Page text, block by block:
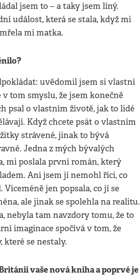
jsem to – a taky jsem líný.
událost, která se stala, když mi
mi matka.
uvědomil jsem si vlastní
tom smyslu, že jsem konečně
psal o vlastním životě, jak to lidé
Když chcete psát o vlastním
strávené, jinak to bývá
Jedna z mých bývalých
mi poslala první román, který
Ani jsem jí nemohl říci, co
Víceméně jen popsala, co jí se
ale jinak se spolehla na realitu.
nebyla tam navzdory tomu, že to
imaginace spočívá v tom, že
se nestaly.
vaše nová kniha a poprvé je